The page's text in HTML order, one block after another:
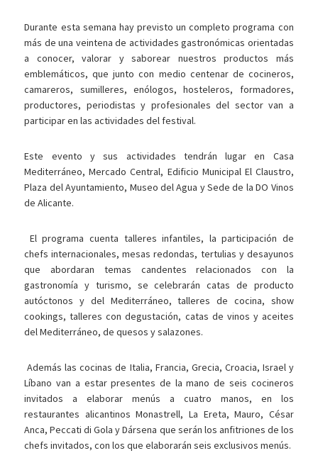
Durante esta semana hay previsto un completo programa con
más de una veintena de actividades gastronómicas orientadas
a conocer, valorar y saborear nuestros productos más
emblemáticos, que junto con medio centenar de cocineros,
camareros, sumilleres, enólogos, hosteleros, formadores,
productores, periodistas y profesionales del sector van a
participar en las actividades del festival.
Este evento y sus actividades tendrán lugar en Casa
Mediterráneo, Mercado Central, Edificio Municipal El Claustro,
Plaza del Ayuntamiento, Museo del Agua y Sede de la DO Vinos
de Alicante.
El programa cuenta talleres infantiles, la participación de
chefs internacionales, mesas redondas, tertulias y desayunos
que abordaran temas candentes relacionados con la
gastronomía y turismo, se celebrarán catas de producto
autóctonos y del Mediterráneo, talleres de cocina, show
cookings,talleres con degustación, catas de vinos y aceites
del Mediterráneo, de quesos y salazones.
Además las cocinas de Italia, Francia, Grecia, Croacia, Israel y
Líbano van a estar presentes de la mano de seis cocineros
invitados a elaborar menús a cuatro manos, en los
restaurantes alicantinos Monastrell, La Ereta, Mauro, César
Anca, Peccati di Gola y Dársena que serán los anfitriones de los
chefs invitados, con los que elaborarán seis exclusivos menús.